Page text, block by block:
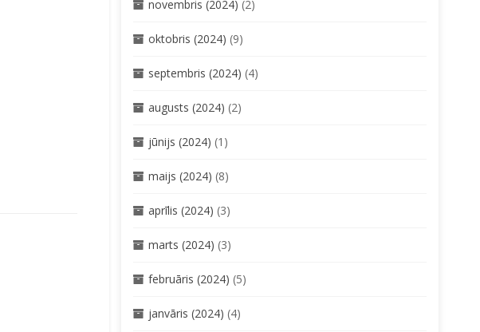
novembris (2024) (2)
oktobris (2024) (9)
septembris (2024) (4)
augusts (2024) (2)
jūnijs (2024) (1)
maijs (2024) (8)
aprīlis (2024) (3)
marts (2024) (3)
februāris (2024) (5)
janvāris (2024) (4)